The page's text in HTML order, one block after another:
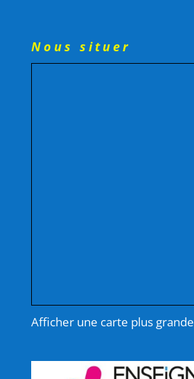
Nous situer
Afficher une carte plus grande